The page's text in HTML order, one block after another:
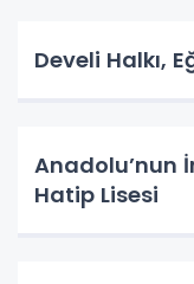
Develi Halkı,
Anadolu’nun İrfan
Hatip Lisesi